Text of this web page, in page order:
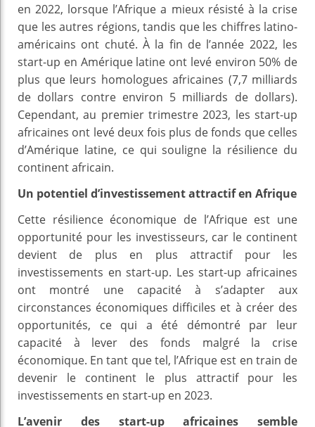
en 2022, lorsque l’Afrique a mieux résisté à la crise
que les autres régions, tandis que les chiffres latino-
américains ont chuté. À la fin de l’année 2022, les
start-up en Amérique latine ont levé environ 50% de
plus que leurs homologues africaines (7,7 milliards
de dollars contre environ 5 milliards de dollars).
Cependant, au premier trimestre 2023, les start-up
africaines ont levé deux fois plus de fonds que celles
d’Amérique latine, ce qui souligne la résilience du
continent africain.
Un potentiel d’investissement attractif en Afrique
Cette résilience économique de l’Afrique est une
opportunité pour les investisseurs, car le continent
devient de plus en plus attractif pour les
investissements en start-up. Les start-up africaines
ont montré une capacité à s’adapter aux
circonstances économiques difficiles et à créer des
opportunités, ce qui a été démontré par leur
capacité à lever des fonds malgré la crise
économique. En tant que tel, l’Afrique est en train de
devenir le continent le plus attractif pour les
investissements en start-up en 2023.
L’avenir des start-up africaines semble